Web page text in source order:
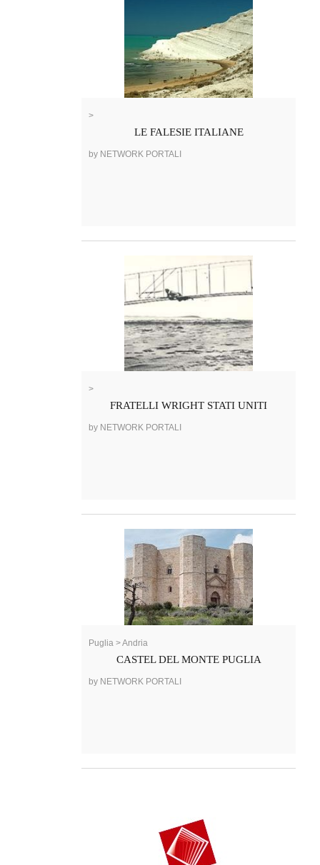
>
LE FALESIE ITALIANE
by NETWORK PORTALI
>
FRATELLI WRIGHT STATI UNITI
by NETWORK PORTALI
Puglia > Andria
CASTEL DEL MONTE PUGLIA
by NETWORK PORTALI